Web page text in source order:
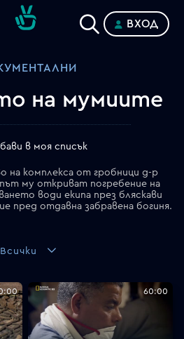
ВХОД
на мумиите
в моя списък
на комплекса от гробници д-р
му откриват погребение на
води екипа през бляскави
пред отдавна забравена богиня.
Всички
60:00